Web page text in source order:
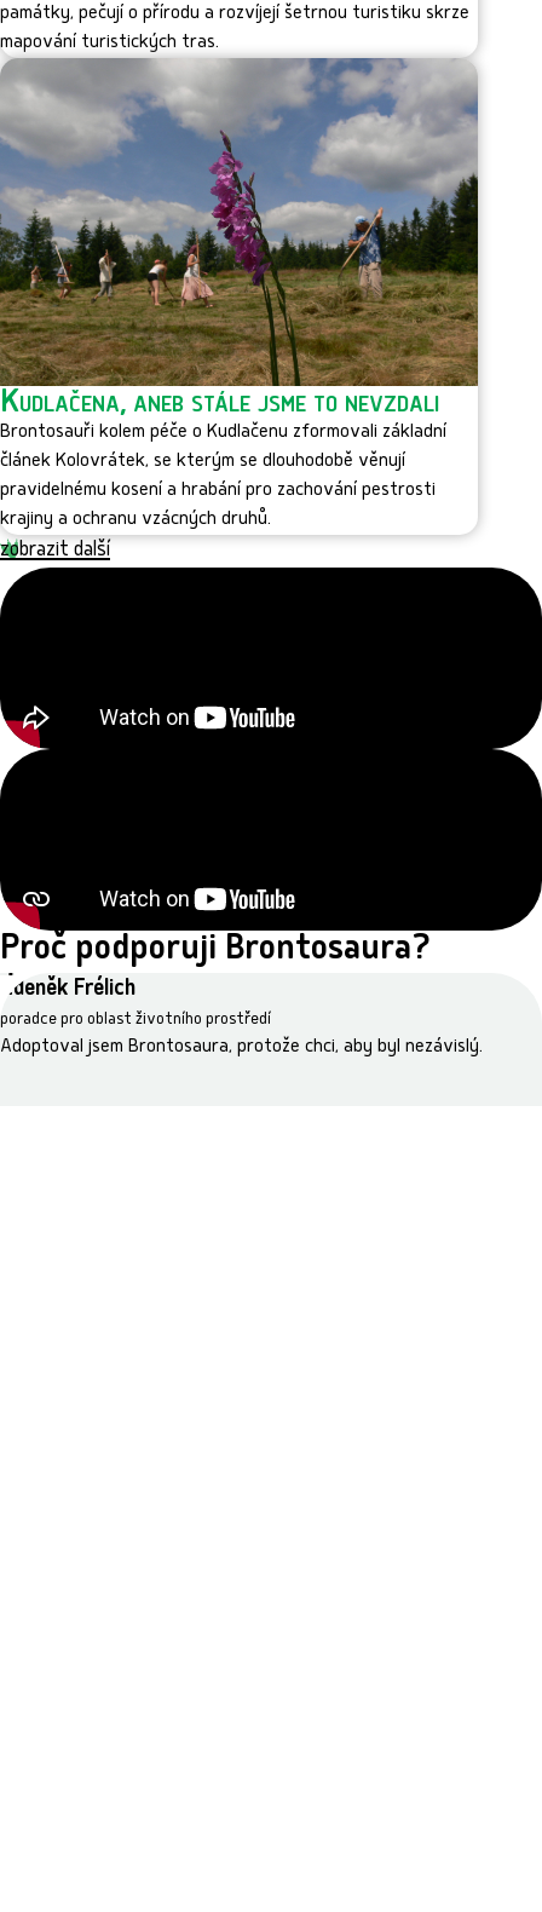
památky, pečují o přírodu a rozvíjejí šetrnou turistiku skrze
mapování turistických tras.
Kudlačena, aneb stále jsme to nevzdali
Brontosauři kolem péče o Kudlačenu zformovali základní
článek Kolovrátek, se kterým se dlouhodobě věnují
pravidelnému kosení a hrabání pro zachování pestrosti
krajiny a ochranu vzácných druhů.
zobrazit další
Proč podporuji Brontosaura?
Zdeněk Frélich
poradce pro oblast životního prostředí
Adoptoval jsem Brontosaura, protože chci, aby byl nezávislý.